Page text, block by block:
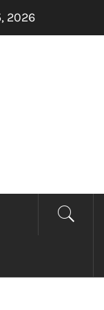
que se ríe de los
2026